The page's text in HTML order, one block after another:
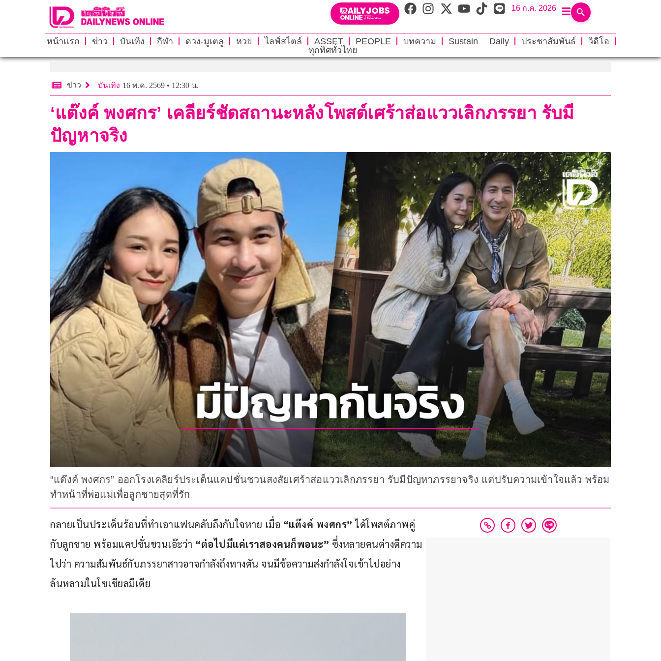
16 ก.ค. 2026
หน้าแรก ข่าว บันเทิง กีฬา ดวง-มูเตลู หวย ไลฟ์สไตล์ ASSET PEOPLE บทความ Sustain Daily ประชาสัมพันธ์
วิดีโอ
ทุกทิศทั่วไทย
ข่าว บันเทิง 16 พ.ค. 2569 • 12:30 น.
‘แต๊งค์ พงศกร’ เคลียร์ชัดสถานะหลังโพสต์เศร้าส่อแววเลิกภรรยา รับมี
ปัญหาจริง
“แต๊งค์ พงศกร” ออกโรงเคลียร์ประเด็นแคปชั่นชวนสงสัยเศร้าส่อแววเลิกภรรยา รับมีปัญหาภรรยาจริง แต่ปรับความเข้าใจแล้ว พร้อม
ทำหน้าที่พ่อแม่เพื่อลูกชายสุดที่รัก
กลายเป็นประเด็นร้อนที่ทำเอาแฟนคลับถึงกับใจหาย เมื่อ “แต๊งค์ พงศกร” ได้โพสต์ภาพคู่
กับลูกชาย พร้อมแคปชั่นชวนเอ๊ะว่า “ต่อไปมีแค่เราสองคนก็พอนะ” ซึ่งหลายคนต่างตีความ
ไปว่า ความสัมพันธ์กับภรรยาสาวอาจกำลังถึงทางตัน จนมีข้อความส่งกำลังใจเข้าไปอย่าง
ล้นหลามในโซเชียลมีเดีย